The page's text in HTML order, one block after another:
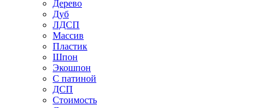
Дерево
Дуб
ЛДСП
Массив
Пластик
Шпон
Экошпон
С патиной
ДСП
Стоимость